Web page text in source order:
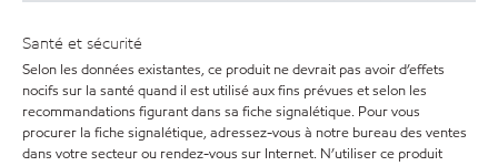
Santé et sécurité
Selon les données existantes, ce produit ne devrait pas avoir d’effets
nocifs sur la santé quand il est utilisé aux fins prévues et selon les
recommandations figurant dans sa fiche signalétique. Pour vous
procurer la fiche signalétique, adressez-vous à notre bureau des ventes
dans votre secteur ou rendez-vous sur Internet. N’utiliser ce produit